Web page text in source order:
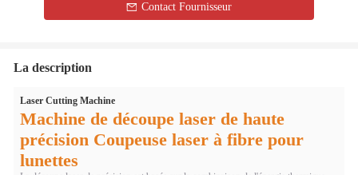
Contact Fournisseur
La description
Laser Cutting Machine
Machine de découpe laser de haute
précision Coupeuse laser à fibre pour
lunettes